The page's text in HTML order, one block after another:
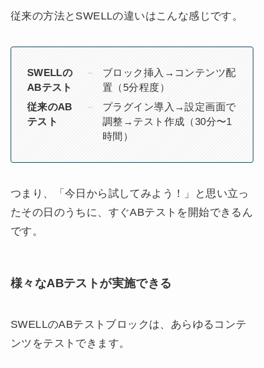
従来の方法とSWELLの違いはこんな感じです。
SWELLの
ABテスト
ブロック挿入→コンテンツ配
置（5分程度）
従来のAB
テスト
プラグイン導入→設定画面で
調整→テスト作成（30分〜1
時間）
つまり、「今日から試してみよう！」と思い立っ
たその日のうちに、すぐABテストを開始できるん
です。
様々なABテストが実施できる
SWELLのABテストブロックは、あらゆるコンテ
ンツをテストできます。